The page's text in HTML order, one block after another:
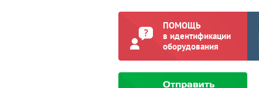
ПОМОЩЬ
в идентификации
оборудования